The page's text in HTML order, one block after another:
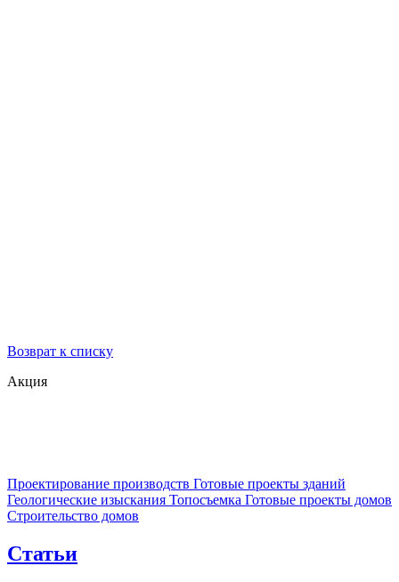
Возврат к списку
Акция
Проектирование производств Готовые проекты зданий
Геологические изыскания Топосъемка Готовые проекты домов
Строительство домов
Статьи